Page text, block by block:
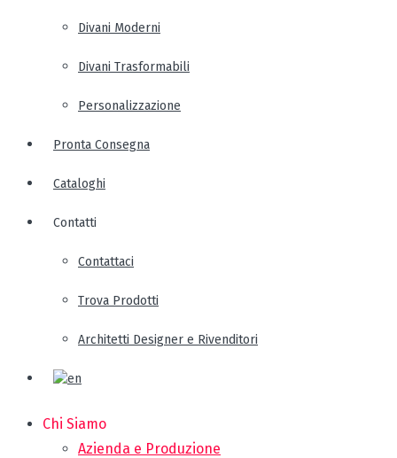
Divani Moderni
Divani Trasformabili
Personalizzazione
Pronta Consegna
Cataloghi
Contatti
Contattaci
Trova Prodotti
Architetti Designer e Rivenditori
Chi Siamo
Azienda e Produzione